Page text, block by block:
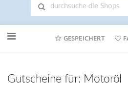
Online-
GESPEICHERT
Gutscheine für: Motoröl